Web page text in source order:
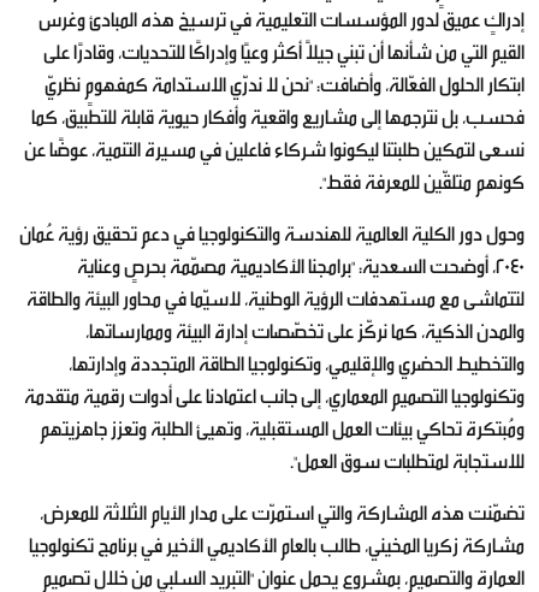
إدراكٍ عميق لدور المؤسسات التعليمية في ترسيخ هذه المبادئ وغرس
القيم التي من شأنها أن تبني جيلاً أكثر وعيًا وإدراكًا للتحديات، وقادرًا على
ابتكار الحلول الفعّالة، وأضافت: "نحن لا ندرّي الاستدامة كمفهومٍ نظريّ
فحسب، بل نترجمها إلى مشاريع واقعية وأفكار حيوية قابلة للتطبيق، كما
نسعى لتمكين طلبتنا ليكونوا شركاء فاعلين في مسيرة التنمية، عوضًا عن
كونهم متلقّين للمعرفة فقط".
وحول دور الكلية العالمية للهندسة والتكنولوجيا في دعم تحقيق رؤية عُمان
2040، أوضحت السعدية: "برامجنا الأكاديمية مصمّمة بحرصٍ وعناية
لتتماشى مع مستهدفات الرؤية الوطنية، لاسيّما في محاور البيئة والطاقة
والمدن الذكية، كما نركّز على تخصّصات إدارة البيئة وممارساتها،
والتخطيط الحضري والإقليمي، وتكنولوجيا الطاقة المتجددة وإدارتها،
وتكنولوجيا التصميم المعماري، إلى جانب اعتمادنا على أدوات رقمية متقدمة
ومُبتكرة تحاكي بيئات العمل المستقبلية، وتهيئ الطلبة وتعزز جاهزيتهم
للاستجابة لمتطلبات سوق العمل".
تضمّنت هذه المشاركة والتي استمرّت على مدار الأيام الثلاثة للمعرض،
مشاركة زكريا المخيني، طالب بالعام الأكاديمي الأخير في برنامج تكنولوجيا
العمارة والتصميم، بمشروع يحمل عنوان "التبريد السلبي من خلال تصميم